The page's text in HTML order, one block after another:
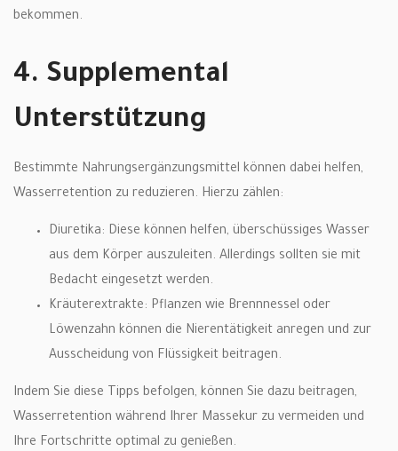
bekommen.
4. Supplemental
Unterstützung
Bestimmte Nahrungsergänzungsmittel können dabei helfen,
Wasserretention zu reduzieren. Hierzu zählen:
Diuretika: Diese können helfen, überschüssiges Wasser
aus dem Körper auszuleiten. Allerdings sollten sie mit
Bedacht eingesetzt werden.
Kräuterextrakte: Pflanzen wie Brennnessel oder
Löwenzahn können die Nierentätigkeit anregen und zur
Ausscheidung von Flüssigkeit beitragen.
Indem Sie diese Tipps befolgen, können Sie dazu beitragen,
Wasserretention während Ihrer Massekur zu vermeiden und
Ihre Fortschritte optimal zu genießen.